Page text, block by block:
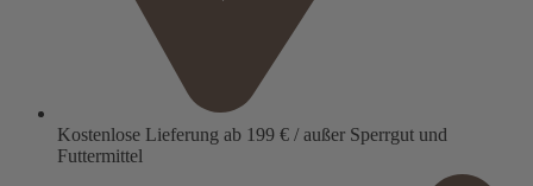
Kostenlose Lieferung ab 199 € / außer Sperrgut und
Futtermittel